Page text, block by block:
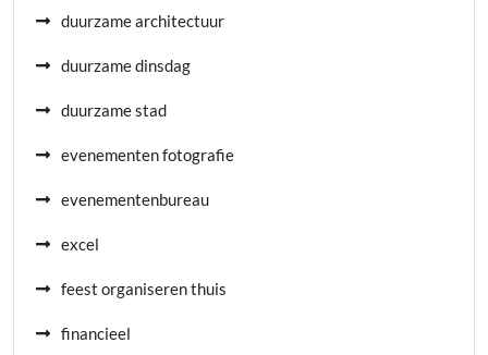
duurzame architectuur
duurzame dinsdag
duurzame stad
evenementen fotografie
evenementenbureau
excel
feest organiseren thuis
financieel